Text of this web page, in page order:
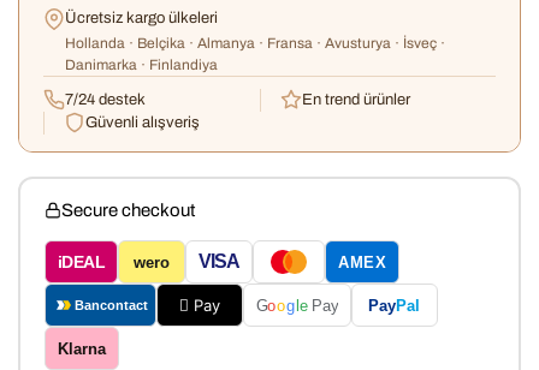
Ücretsiz kargo ülkeleri
Hollanda · Belçika · Almanya · Fransa · Avusturya · İsveç ·
Danimarka · Finlandiya
7/24 destek
En trend ürünler
Güvenli alışveriş
Secure checkout
iDEAL wero VISA AMEX
Bancontact  Pay Goog le Pay PayPal
Klarna